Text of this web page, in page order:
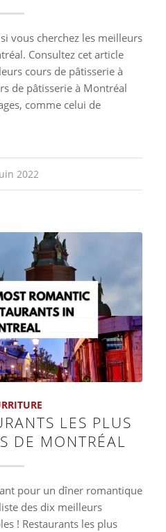
vous cherchez les meilleurs
Consultez cet article
cours de pâtisserie à
de pâtisserie à Montréal
comme celui de
2022
LES PLUS
DE MONTRÉAL
pour un dîner romantique
des dix meilleurs
! Restaurants les plus